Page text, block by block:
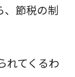
、節税の制
れてくるわ